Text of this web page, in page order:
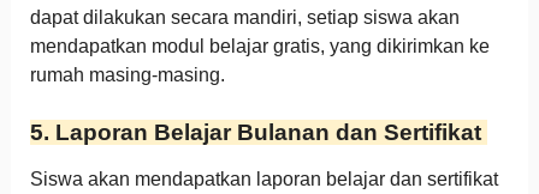
dapat dilakukan secara mandiri, setiap siswa akan
mendapatkan modul belajar gratis, yang dikirimkan ke
rumah masing-masing.
5. Laporan Belajar Bulanan dan Sertifikat
Siswa akan mendapatkan laporan belajar dan sertifikat